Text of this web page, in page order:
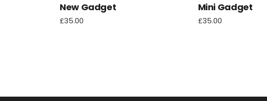
New Gadget
£35.00
Mini Gadget
£35.00